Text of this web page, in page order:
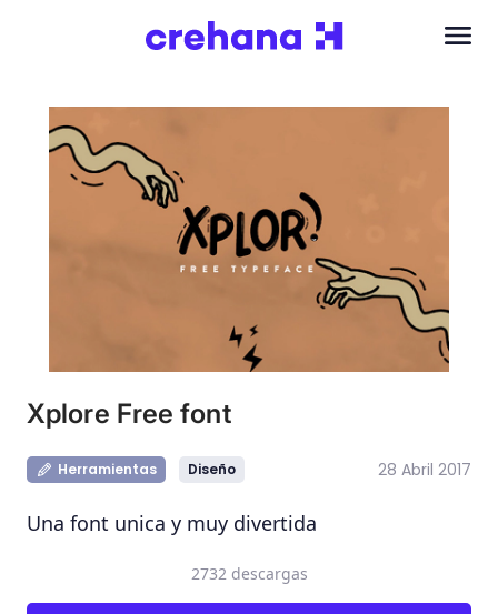
Xplore Free font
Herramientas Diseño 28 Abril 2017
Una font unica y muy divertida
2732 descargas